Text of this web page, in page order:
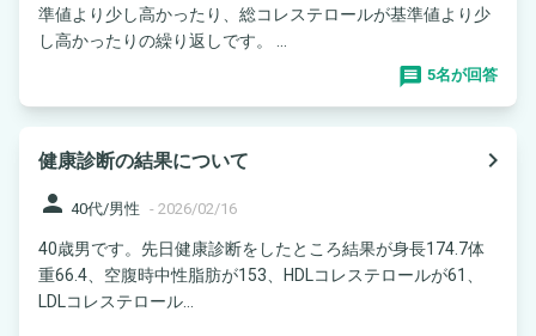
準値より少し高かったり、総コレステロールが基準値より少
し高かったりの繰り返しです。 ...
5名が回答
健康診断の結果について
navigate_next
person 40代/男性 - 2026/02/16
40歳男です。先日健康診断をしたところ結果が身長174.7体
重66.4、空腹時中性脂肪が153、HDLコレステロールが61、
LDLコレステロール...